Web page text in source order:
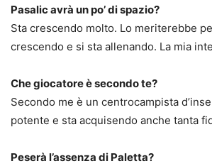
Pasalic avrà un po’ di spazio?
Sta crescendo molto. Lo meriterebbe
crescendo e si sta allenando. La mia
Che giocatore è secondo te?
Secondo me è un centrocampista
potente e sta acquisendo anche tanta
Peserà l’assenza di Paletta?